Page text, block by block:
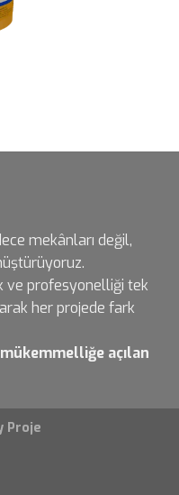
mekânları değil,
ve profesyonelliği tek
her projede fark
mükemmelliğe açılan
Proje